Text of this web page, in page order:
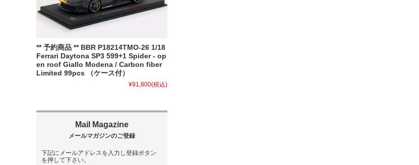
** 予約商品 ** BBR P18214TMO-26 1/18
Ferrari Daytona SP3 599+1 Spider - op
en roof Giallo Modena / Carbon fiber
Limited 99pcs （ケース付）
¥91,800(税込)
下記にメールアドレスを入力し登録ボタン
を押して下さい。